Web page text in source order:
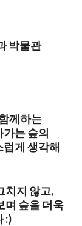
박물관
께하는
는 숲의
게 생각해
치지 않고,
며 숲을 더욱
:)